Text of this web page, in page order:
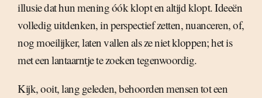
illusie dat hun mening óók klopt en altijd klopt. Ideeën
volledig uitdenken, in perspectief zetten, nuanceren, of,
nog moeilijker, laten vallen als ze niet kloppen; het is
met een lantaarntje te zoeken tegenwoordig.
Kijk, ooit, lang geleden, behoorden mensen tot een